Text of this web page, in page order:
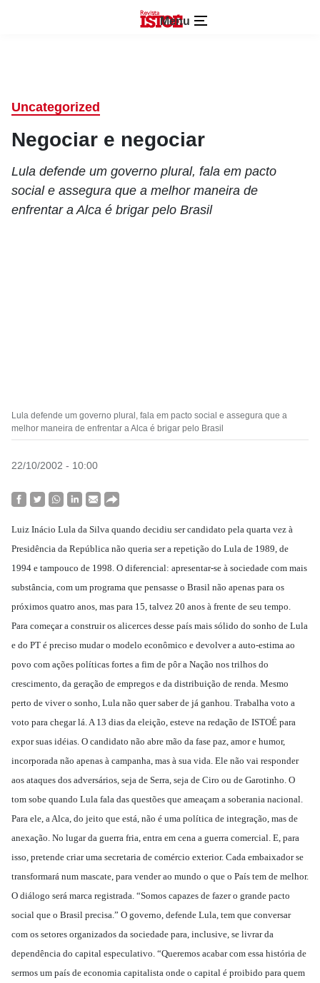
Menu
Uncategorized
Negociar e negociar
Lula defende um governo plural, fala em pacto
social e assegura que a melhor maneira de
enfrentar a Alca é brigar pelo Brasil
Lula defende um governo plural, fala em pacto social e assegura que a
melhor maneira de enfrentar a Alca é brigar pelo Brasil
22/10/2002 - 10:00
Luiz Inácio Lula da Silva quando decidiu ser candidato pela quarta vez à
Presidência da República não queria ser a repetição do Lula de 1989, de
1994 e tampouco de 1998. O diferencial: apresentar-se à sociedade com mais
substância, com um programa que pensasse o Brasil não apenas para os
próximos quatro anos, mas para 15, talvez 20 anos à frente de seu tempo.
Para começar a construir os alicerces desse país mais sólido do sonho de Lula
e do PT é preciso mudar o modelo econômico e devolver a auto-estima ao
povo com ações políticas fortes a fim de pôr a Nação nos trilhos do
crescimento, da geração de empregos e da distribuição de renda. Mesmo
perto de viver o sonho, Lula não quer saber de já ganhou. Trabalha voto a
voto para chegar lá. A 13 dias da eleição, esteve na redação de ISTOÉ para
expor suas idéias. O candidato não abre mão da fase paz, amor e humor,
incorporada não apenas à campanha, mas à sua vida. Ele não vai responder
aos ataques dos adversários, seja de Serra, seja de Ciro ou de Garotinho. O
tom sobe quando Lula fala das questões que ameaçam a soberania nacional.
Para ele, a Alca, do jeito que está, não é uma política de integração, mas de
anexação. No lugar da guerra fria, entra em cena a guerra comercial. E, para
isso, pretende criar uma secretaria de comércio exterior. Cada embaixador se
transformará num mascate, para vender ao mundo o que o País tem de melhor.
O diálogo será marca registrada. “Somos capazes de fazer o grande pacto
social que o Brasil precisa.” O governo, defende Lula, tem que conversar
com os setores organizados da sociedade para, inclusive, se livrar da
dependência do capital especulativo. “Queremos acabar com essa história de
sermos um país de economia capitalista onde o capital é proibido para quem